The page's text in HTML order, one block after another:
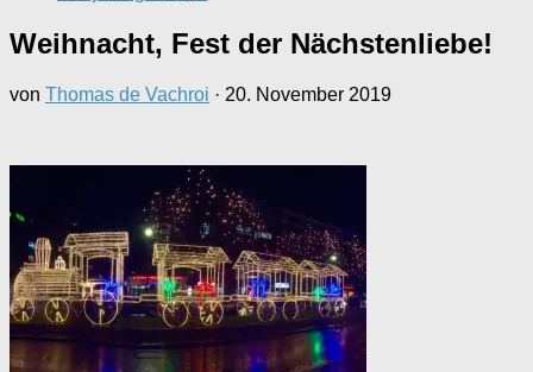
Weihnacht, Fest der Nächstenliebe!
von Thomas de Vachroi · 20. November 2019